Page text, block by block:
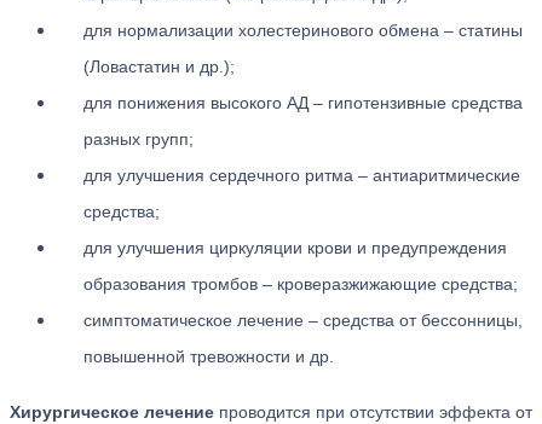
для нормализации холестеринового обмена – статины
(Ловастатин и др.);
для понижения высокого АД – гипотензивные средства
разных групп;
для улучшения сердечного ритма – антиаритмические
средства;
для улучшения циркуляции крови и предупреждения
образования тромбов – кроверазжижающие средства;
симптоматическое лечение – средства от бессонницы,
повышенной тревожности и др.
Хирургическое лечение проводится при отсутствии эффекта от